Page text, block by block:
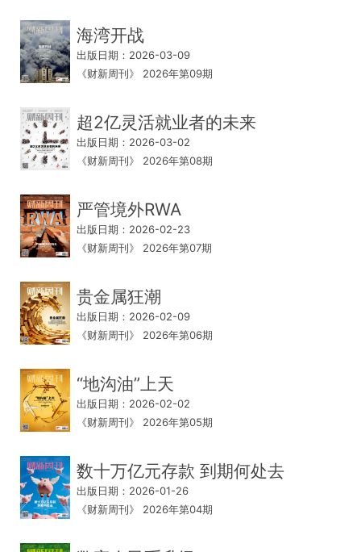
海湾开战
出版日期：2026-03-09
《财新周刊》 2026年第09期
超2亿灵活就业者的未来
出版日期：2026-03-02
《财新周刊》 2026年第08期
严管境外RWA
出版日期：2026-02-23
《财新周刊》 2026年第07期
贵金属狂潮
出版日期：2026-02-09
《财新周刊》 2026年第06期
“地沟油”上天
出版日期：2026-02-02
《财新周刊》 2026年第05期
数十万亿元存款 到期何处去
出版日期：2026-01-26
《财新周刊》 2026年第04期